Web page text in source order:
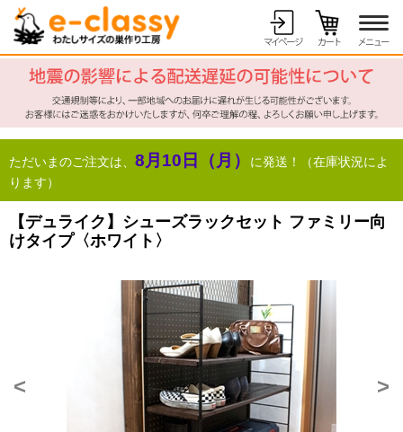
ただいまのご注文は、 8月10日（月）
に発送！（在庫状況によ
ります）
【デュライク】シューズラックセット ファミリー向
けタイプ〈ホワイト〉
< >